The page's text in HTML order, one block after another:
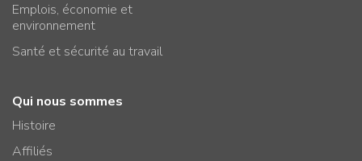
Emplois, économie et
environnement
Santé et sécurité au travail
Qui nous sommes
Histoire
Affiliés